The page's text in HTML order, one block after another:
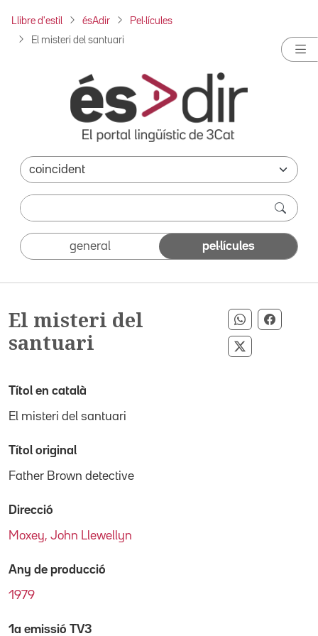
Llibre d'estil ésAdir Pel·lícules
El misteri del santuari
general pel·lícules
El misteri del
santuari
Compartir
Compartir
Títol en català
El misteri del santuari
Títol original
Father Brown detective
Direcció
Moxey, John Llewellyn
Any de producció
1979
1a emissió TV3